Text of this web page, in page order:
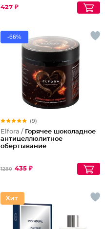
427 ₽
-66%
(9)
Elfora / Горячее шоколадное
антицеллюлитное
обертывание
1280 435 ₽